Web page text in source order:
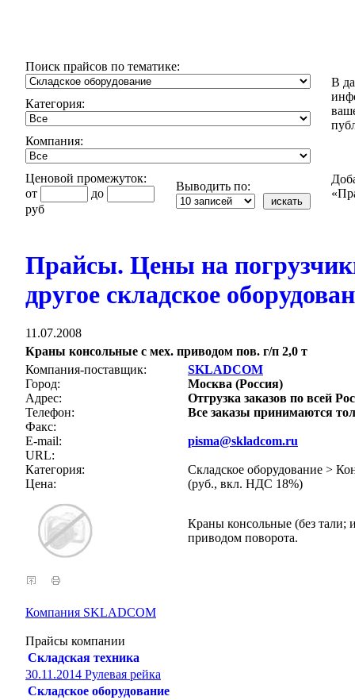
Поиск прайсов по тематике:
Категория:
Компания:
Ценовой промежуток:
от
до
руб
Выводить по:
В
Прайсы. Цены на
другое складское
11.07.2008
Краны консольные с мех. приводом пов. г/п 2,0 т
Компания-поставщик:
SKLADCOM
Город:
Москва (Россия)
Адрес:
Отгрузка заказов по всей
Телефон:
Все заказы принимаются
Факс:
E-mail:
pisma@skladcom.ru
URL:
Категория:
Складское оборудование >
Цена:
(руб., вкл. НДС 18%)
Краны консольные (без
приводом поворота.
Компания SKLADCOM
Прайсы компании
Складская техника
30.11.2014 Рулевая рейка
Складское оборудование